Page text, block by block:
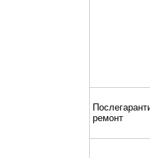
ремонт